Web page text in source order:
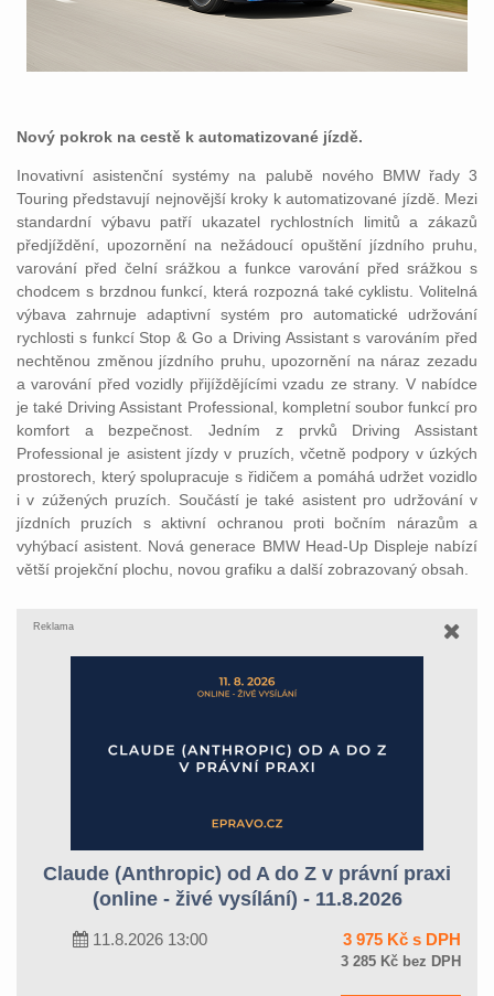
Nový pokrok na cestě k automatizované jízdě.
Inovativní asistenční systémy na palubě nového BMW řady 3
Touring představují nejnovější kroky k automatizované jízdě. Mezi
standardní výbavu patří ukazatel rychlostních limitů a zákazů
předjíždění, upozornění na nežádoucí opuštění jízdního pruhu,
varování před čelní srážkou a funkce varování před srážkou s
chodcem s brzdnou funkcí, která rozpozná také cyklistu. Volitelná
výbava zahrnuje adaptivní systém pro automatické udržování
rychlosti s funkcí Stop & Go a Driving Assistant s varováním před
nechtěnou změnou jízdního pruhu, upozornění na náraz zezadu
a varování před vozidly přijíždějícími vzadu ze strany. V nabídce
je také Driving Assistant Professional, kompletní soubor funkcí pro
komfort a bezpečnost. Jedním z prvků Driving Assistant
Professional je asistent jízdy v pruzích, včetně podpory v úzkých
prostorech, který spolupracuje s řidičem a pomáhá udržet vozidlo
i v zúžených pruzích. Součástí je také asistent pro udržování v
jízdních pruzích s aktivní ochranou proti bočním nárazům a
vyhýbací asistent. Nová generace BMW Head-Up Displeje nabízí
větší projekční plochu, novou grafiku a další zobrazovaný obsah.
Reklama
Claude (Anthropic) od A do Z v právní praxi
(online - živé vysílání) - 11.8.2026
11.8.2026 13:00 3 975 Kč s DPH
3 285 Kč bez DPH